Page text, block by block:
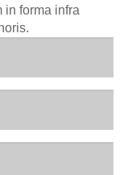
in forma infra